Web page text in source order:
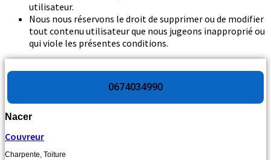
utilisateur.
Nous nous réservons le droit de supprimer ou de modifier
tout contenu utilisateur que nous jugeons inapproprié ou
qui viole les présentes conditions.
0674034990
Nacer
Couvreur
Charpente, Toiture